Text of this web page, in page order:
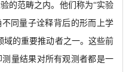
的范畴之内。他们称为“实验
同量子诠释背后的形而上学
域的重要推动者之一。这些前
量结果对所有观测者都是一